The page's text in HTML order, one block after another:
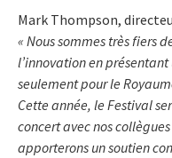
Mark Thompson,
« Nous sommes très fiers
l’innovation en
seulement pour le
Cette année, le Festival
concert avec nos
apporterons un soutien